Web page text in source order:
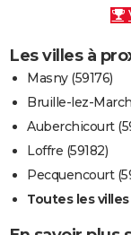
Les villes à
Masny (59176)
Bruille-lez-
Auberchicourt
Loffre (59182)
Pecquencourt
Toutes les villes